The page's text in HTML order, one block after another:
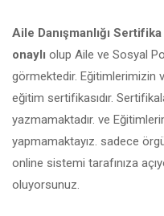
Aile Danışmanlığı
onaylı olup Aile ve Sosyal
görmektedir. Eğitimlerimizin
eğitim sertifikasıdır.
yazmamaktadır. ve
yapmamaktayız. sadece
online sistemi tarafınıza
oluyorsunuz.